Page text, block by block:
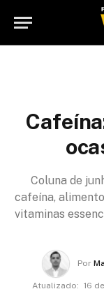
Coluna de
cafeína,
vitaminas
Por
Atualizado: 16